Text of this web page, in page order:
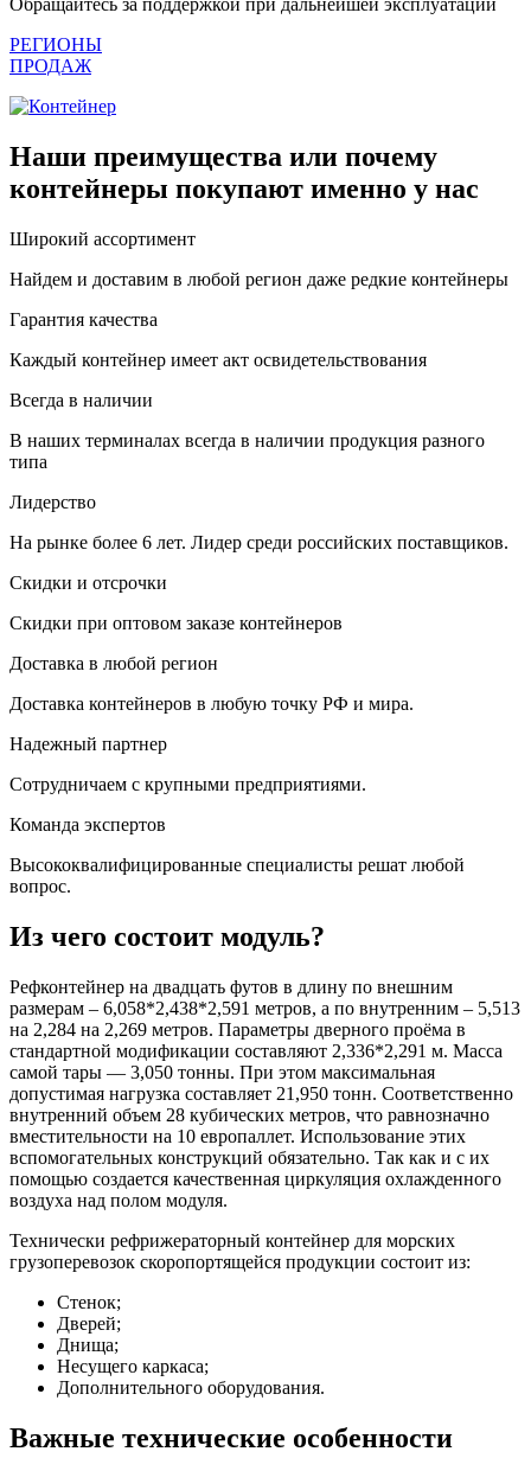
Обращайтесь за поддержкой при дальнейшей эксплуатации
РЕГИОНЫ
ПРОДАЖ
Наши преимущества или почему
контейнеры покупают именно у нас
Широкий ассортимент
Найдем и доставим в любой регион даже редкие контейнеры
Гарантия качества
Каждый контейнер имеет акт освидетельствования
Всегда в наличии
В наших терминалах всегда в наличии продукция разного
типа
Лидерство
На рынке более 6 лет. Лидер среди российских поставщиков.
Скидки и отсрочки
Скидки при оптовом заказе контейнеров
Доставка в любой регион
Доставка контейнеров в любую точку РФ и мира.
Надежный партнер
Сотрудничаем с крупными предприятиями.
Команда экспертов
Высококвалифицированные специалисты решат любой
вопрос.
Из чего состоит модуль?
Рефконтейнер на двадцать футов в длину по внешним
размерам – 6,058*2,438*2,591 метров, а по внутренним – 5,513
на 2,284 на 2,269 метров. Параметры дверного проёма в
стандартной модификации составляют 2,336*2,291 м. Масса
самой тары — 3,050 тонны. При этом максимальная
допустимая нагрузка составляет 21,950 тонн. Соответственно
внутренний объем 28 кубических метров, что равнозначно
вместительности на 10 европаллет. Использование этих
вспомогательных конструкций обязательно. Так как и с их
помощью создается качественная циркуляция охлажденного
воздуха над полом модуля.
Технически рефрижераторный контейнер для морских
грузоперевозок скоропортящейся продукции состоит из:
Стенок;
Дверей;
Днища;
Несущего каркаса;
Дополнительного оборудования.
Важные технические особенности